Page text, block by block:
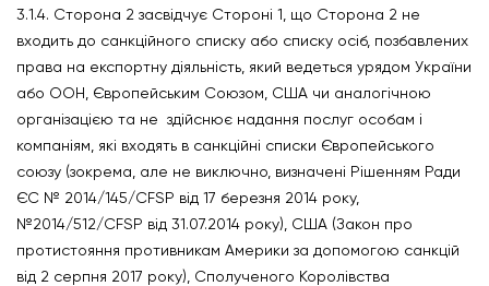
3.1.4. Сторона 2 засвідчує Стороні 1, що Сторона 2 не
входить до санкційного списку або списку осіб, позбавлених
права на експортну діяльність, який ведеться урядом України
або ООН, Європейським Союзом, США чи аналогічною
організацією та не здійснює надання послуг особам і
компаніям, які входять в санкційні списки Європейського
союзу (зокрема, але не виключно, визначені Рішенням Ради
ЄС № 2014/145/CFSP від 17 березня 2014 року,
№2014/512/CFSP від 31.07.2014 року), США (Закон про
протистояння противникам Америки за допомогою санкцій
від 2 серпня 2017 року), Сполученого Королівства